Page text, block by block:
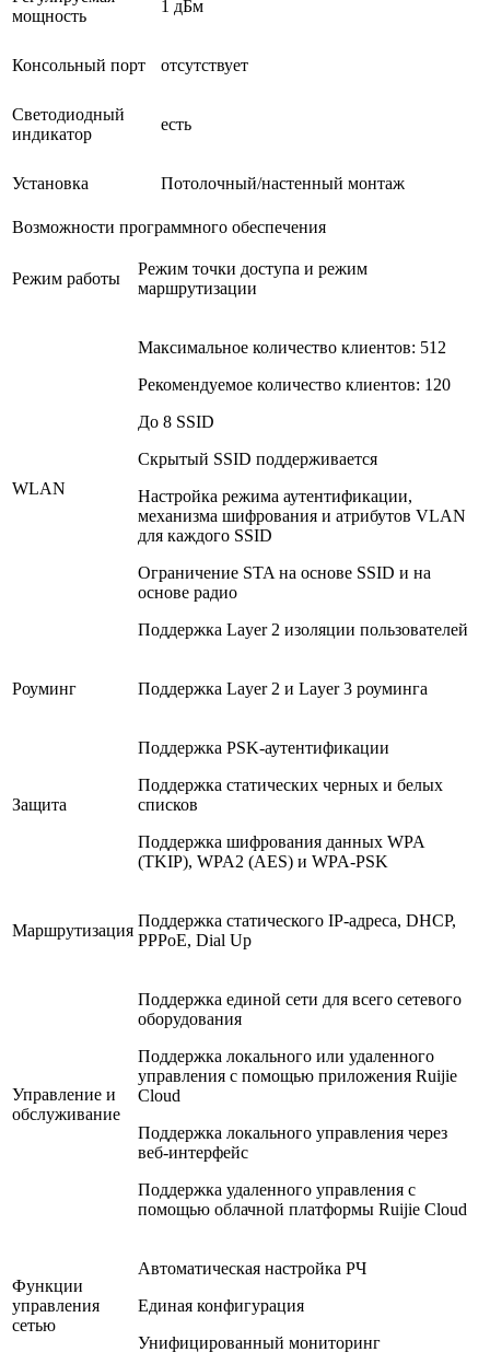
мощность
1 дБм
Консольный порт отсутствует
Светодиодный
индикатор
есть
Установка Потолочный/настенный монтаж
Возможности программного обеспечения
Режим работы
Режим точки доступа и режим
маршрутизации
WLAN
Максимальное количество клиентов: 512
Рекомендуемое количество клиентов: 120
До 8 SSID
Скрытый SSID поддерживается
Настройка режима аутентификации,
механизма шифрования и атрибутов VLAN
для каждого SSID
Ограничение STA на основе SSID и на
основе радио
Поддержка Layer 2 изоляции пользователей
Роуминг Поддержка Layer 2 и Layer 3 роуминга
Защита
Поддержка PSK-аутентификации
Поддержка статических черных и белых
списков
Поддержка шифрования данных WPA
(TKIP), WPA2 (AES) и WPA-PSK
Маршрутизация
Поддержка статического IP-адреса, DHCP,
PPPoE, Dial Up
Управление и
обслуживание
Поддержка единой сети для всего сетевого
оборудования
Поддержка локального или удаленного
управления с помощью приложения Ruijie
Cloud
Поддержка локального управления через
веб-интерфейс
Поддержка удаленного управления с
помощью облачной платформы Ruijie Cloud
Функции
управления
сетью
Автоматическая настройка РЧ
Единая конфигурация
Унифицированный мониторинг